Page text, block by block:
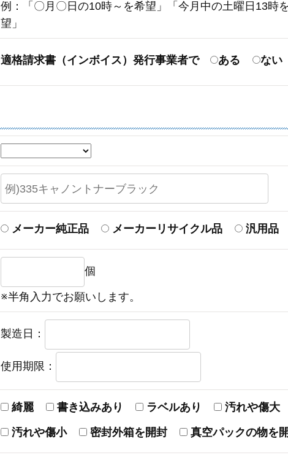
例：「〇月〇日の10時～を希望」「今月中の土曜日13時
望」
適格請求書（インボイス）発行事業者で ある ない
メーカー純正品 メーカーリサイクル品 汎用品
個
※半角入力でお願いします。
製造日：
使用期限：
綺麗 書き込みあり ラベルあり 汚れや傷大
汚れや傷小 密封外箱を開封 真空パックの物を